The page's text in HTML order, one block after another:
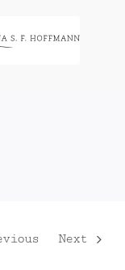
Next